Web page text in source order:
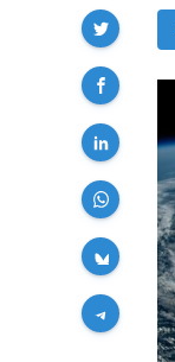
Compartir